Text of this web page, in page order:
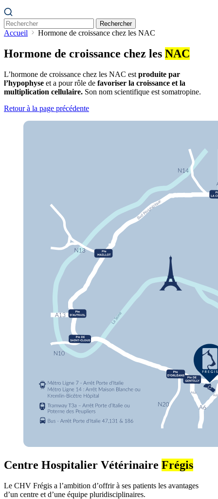
Rechercher
Accueil Hormone de croissance chez les NAC
Hormone de croissance chez les NAC
L’hormone de croissance chez les NAC est produite par
l’hypophyse et a pour rôle de favoriser la croissance et la
multiplication cellulaire. Son nom scientifique est somatropine.
Retour à la page précédente
Centre Hospitalier Vétérinaire Frégis
Le CHV Frégis a l’ambition d’offrir à ses patients les avantages
d’un centre et d’une équipe pluridisciplinaires.